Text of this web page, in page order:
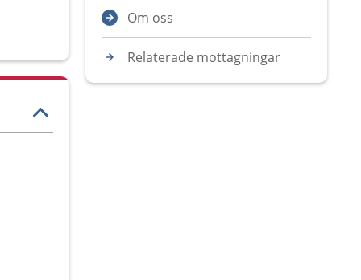
Om oss
Relaterade mottagningar